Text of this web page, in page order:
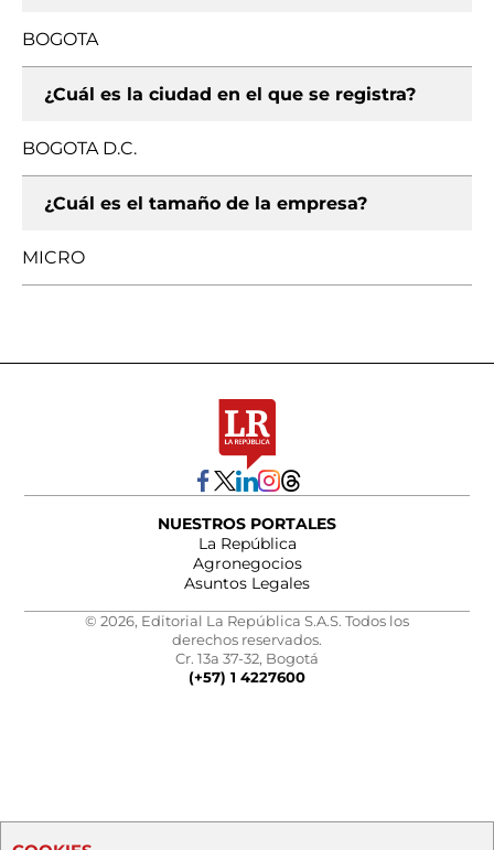
BOGOTA
¿Cuál es la ciudad en el que se registra?
BOGOTA D.C.
¿Cuál es el tamaño de la empresa?
MICRO
NUESTROS PORTALES
La República
Agronegocios
Asuntos Legales
© 2026, Editorial La República S.A.S. Todos los
derechos reservados.
Cr. 13a 37-32, Bogotá
(+57) 1 4227600